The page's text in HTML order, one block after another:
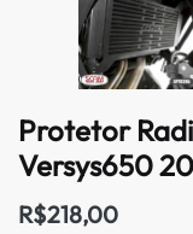
Protetor
Versys650
R$218,00